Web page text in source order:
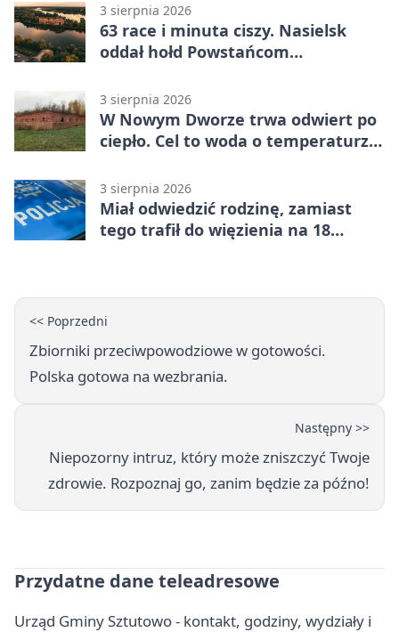
3 sierpnia 2026
63 race i minuta ciszy. Nasielsk
oddał hołd Powstańcom
3 sierpnia 2026
W Nowym Dworze trwa odwiert po
ciepło. Cel to woda o temperaturze
3 sierpnia 2026
Miał odwiedzić rodzinę, zamiast
tego trafił do więzienia na 18
<< Poprzedni
Zbiorniki przeciwpowodziowe w gotowości.
Polska gotowa na wezbrania.
Następny >>
Niepozorny intruz, który może zniszczyć Twoje
zdrowie. Rozpoznaj go, zanim będzie za późno!
Przydatne dane teleadresowe
Urząd Gminy Sztutowo - kontakt, godziny, wydziały i